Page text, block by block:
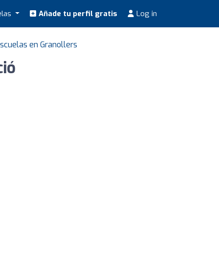
Añade tu perfil gratis Log in
en Granollers